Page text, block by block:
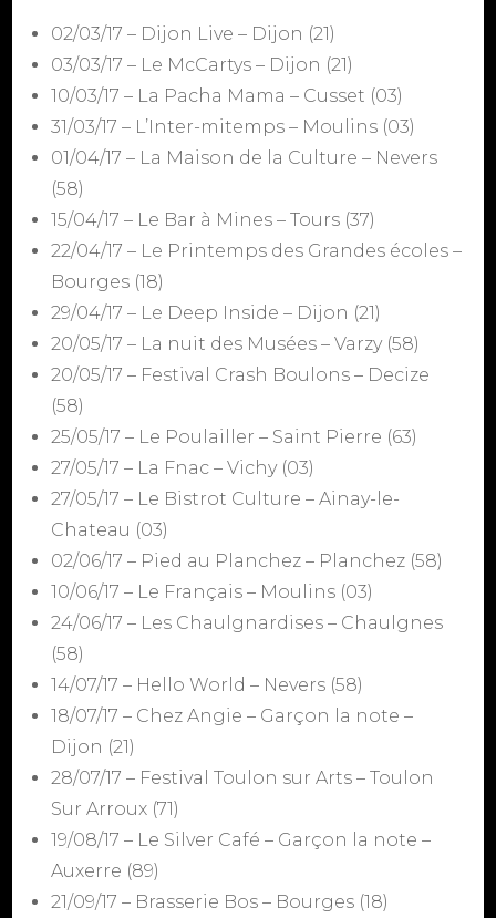
02/03/17 – Dijon Live – Dijon (21)
03/03/17 – Le McCartys – Dijon (21)
10/03/17 – La Pacha Mama – Cusset (03)
31/03/17 – L’Inter-mitemps – Moulins (03)
01/04/17 – La Maison de la Culture – Nevers
(58)
15/04/17 – Le Bar à Mines – Tours (37)
22/04/17 – Le Printemps des Grandes écoles –
Bourges (18)
29/04/17 – Le Deep Inside – Dijon (21)
20/05/17 – La nuit des Musées – Varzy (58)
20/05/17 – Festival Crash Boulons – Decize
(58)
25/05/17 – Le Poulailler – Saint Pierre (63)
27/05/17 – La Fnac – Vichy (03)
27/05/17 – Le Bistrot Culture – Ainay-le-
Chateau (03)
02/06/17 – Pied au Planchez – Planchez (58)
10/06/17 – Le Français – Moulins (03)
24/06/17 – Les Chaulgnardises – Chaulgnes
(58)
14/07/17 – Hello World – Nevers (58)
18/07/17 – Chez Angie – Garçon la note –
Dijon (21)
28/07/17 – Festival Toulon sur Arts – Toulon
Sur Arroux (71)
19/08/17 – Le Silver Café – Garçon la note –
Auxerre (89)
21/09/17 – Brasserie Bos – Bourges (18)